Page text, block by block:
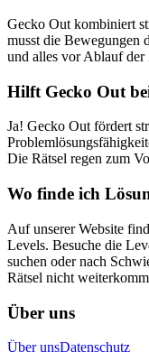
Gecko Out kombiniert
musst die Bewegungen
und alles vor Ablauf der
Hilft Gecko Out
Ja! Gecko Out fördert
Die Rätsel regen zum
Wo finde ich
Auf unserer Website
Levels. Besuche die
suchen oder nach
Rätsel nicht
Über uns
Über unsDatenschutz